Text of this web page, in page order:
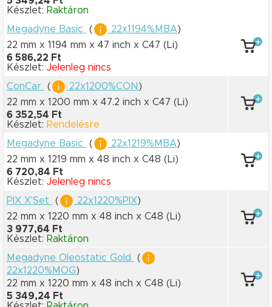
Készlet: Raktáron
Megadyne Basic
( 22x1194%MBA)
22 mm x 1194 mm x 47 inch x C47 (Li)
6 586,22 Ft
Készlet: Jelenleg nincs
ConCar
( 22x1200%CON )
22 mm x 1200 mm x 47.2 inch x C47 (Li)
6 352,54 Ft
Készlet: Rendelésre
Megadyne Basic
( 22x1219%MBA)
22 mm x 1219 mm x 48 inch x C48 (Li)
6 720,84 Ft
Készlet: Jelenleg nincs
PIX X'Set
( 22x1220%PIX)
22 mm x 1220 mm x 48 inch x C48 (Li)
3 977,64 Ft
Készlet: Raktáron
Megadyne Oleostatic Gold
(
22x1220%MOG)
22 mm x 1220 mm x 48 inch x C48 (Li)
5 349,24 Ft